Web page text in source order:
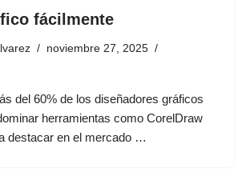
fácilmente
noviembre 27, 2025
del 60% de los diseñadores gráficos
herramientas como CorelDraw
destacar en el mercado …